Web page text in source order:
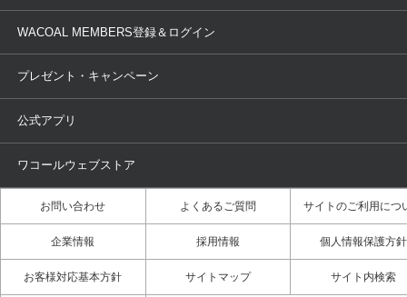
WACOAL Remamma
Licensed Brands
3Dボディスキャン
商品回収
ニュース＆トピックス
ブラパン ワコールスタイル
大人の工場見学inベトナム
店舗体験記（マンガ）
3Dボディスキャン体験（マンガ）
WACOAL MEMBERS登録＆ログイン
プレゼント・キャンペーン
公式アプリ
ワコールウェブストア
お問い合わせ よくあるご質問 サイトのご利用につ
企業情報 採用情報 個人情報保護方針
お客様対応基本方針 サイトマップ サイト内検索